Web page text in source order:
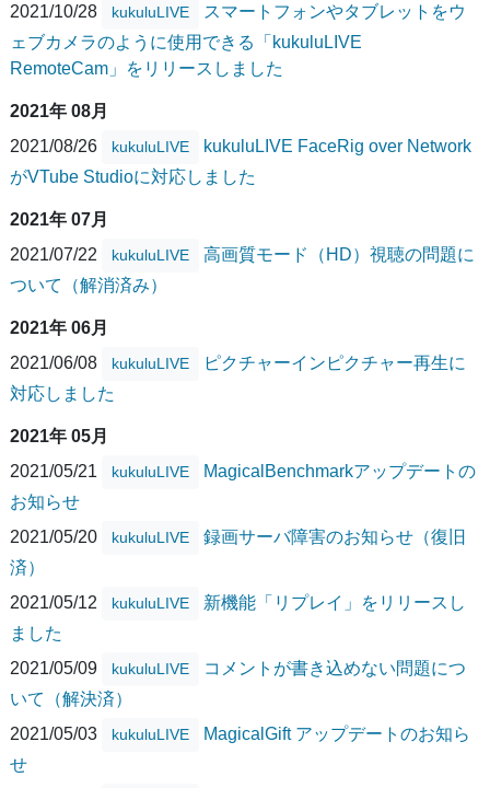
2021/10/28
kukuluLIVE
スマートフォンやタブレットをウ
ェブカメラのように使用できる「kukuluLIVE
RemoteCam」をリリースしました
2021年 08月
2021/08/26
kukuluLIVE
kukuluLIVE FaceRig over Network
がVTube Studioに対応しました
2021年 07月
2021/07/22
kukuluLIVE
高画質モード（HD）視聴の問題に
ついて（解消済み）
2021年 06月
2021/06/08
kukuluLIVE
ピクチャーインピクチャー再生に
対応しました
2021年 05月
2021/05/21
kukuluLIVE
MagicalBenchmarkアップデートの
お知らせ
2021/05/20
kukuluLIVE
録画サーバ障害のお知らせ（復旧
済）
2021/05/12
kukuluLIVE
新機能「リプレイ」をリリースし
ました
2021/05/09
kukuluLIVE
コメントが書き込めない問題につ
いて（解決済）
2021/05/03
kukuluLIVE
MagicalGift アップデートのお知ら
せ